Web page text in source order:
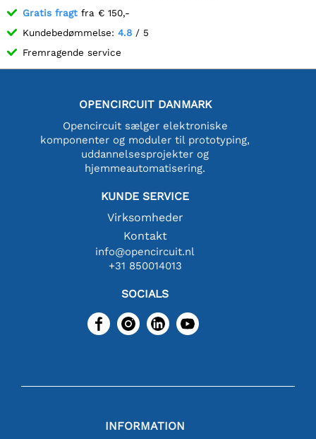
Gratis fragt fra € 150,-
Kundebedømmelse: 4.8 / 5
Fremragende service
OPENCIRCUIT DANMARK
Opencircuit sælger elektroniske
komponenter og moduler til prototyping,
uddannelsesprojekter og
hjemmeautomatisering.
KUNDE SERVICE
Virksomheder
Kontakt
info@opencircuit.nl
+31 850014013
SOCIALS
INFORMATION